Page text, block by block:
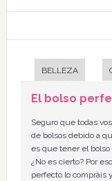
BELLEZA
El bolso
Seguro que todas
de bolsos debido a
es que tener el bolso
¿No es cierto? Por
perfecto lo compráis